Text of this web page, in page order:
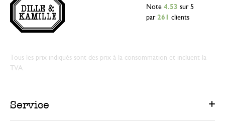
Note 4.53 sur 5
par 261 clients
Tous les prix indiqués sont des prix à la consommation et incluent la
TVA.
Service